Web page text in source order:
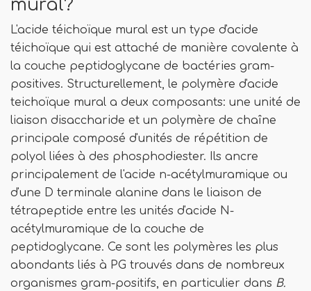
mural?
L'acide téichoïque mural est un type d'acide
téichoïque qui est attaché de manière covalente à
la couche peptidoglycane de bactéries gram-
positives. Structurellement, le polymère d'acide
teichoïque mural a deux composants: une unité de
liaison disaccharide et un polymère de chaîne
principale composé d'unités de répétition de
polyol liées à des phosphodiester. Ils ancre
principalement de l'acide n-acétylmuramique ou
d'une D terminale alanine dans le liaison de
tétrapeptide entre les unités d'acide N-
acétylmuramique de la couche de
peptidoglycane. Ce sont les polymères les plus
abondants liés à PG trouvés dans de nombreux
organismes gram-positifs, en particulier dans B.